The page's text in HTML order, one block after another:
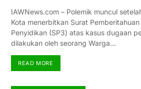
IAWNews.com – Polemik muncul
Kota menerbitkan Surat
Penyidikan (SP3) atas kasus dugaan
dilakukan oleh seorang Warga…
READ MORE